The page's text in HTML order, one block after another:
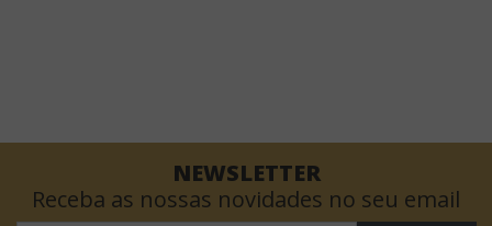
NEWSLETTER
Receba as nossas novidades no seu email